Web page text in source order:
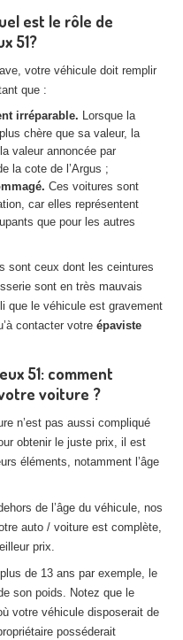
avec destruction
avec destruction
est le rôle de
51?
votre véhicule doit remplir
que :
irréparable. Lorsque la
chère que sa valeur, la
valeur annoncée par
la cote de l’Argus ;
Ces voitures sont
car elles représentent
que pour les autres
sont ceux dont les ceintures
sont en très mauvais
que le véhicule est gravement
contacter votre épaviste
51: comment
voiture ?
n’est pas aussi compliqué
obtenir le juste prix, il est
éléments, notamment l’âge
de l’âge du véhicule, nos
auto / voiture est complète,
prix.
de 13 ans par exemple, le
son poids. Notez que le
votre véhicule disposerait de
posséderait